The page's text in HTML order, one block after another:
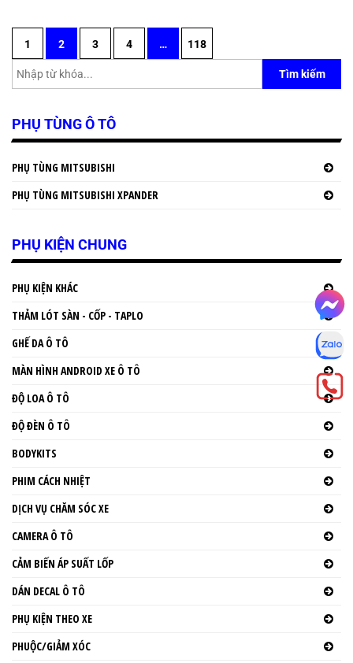
1 2 3 4 … 118
Tìm kiếm
PHỤ TÙNG Ô TÔ
PHỤ TÙNG MITSUBISHI
PHỤ TÙNG MITSUBISHI XPANDER
PHỤ KIỆN CHUNG
PHỤ KIỆN KHÁC
THẢM LÓT SÀN - CỐP - TAPLO
GHẾ DA Ô TÔ
MÀN HÌNH ANDROID XE Ô TÔ
ĐỘ LOA Ô TÔ
ĐỘ ĐÈN Ô TÔ
BODYKITS
PHIM CÁCH NHIỆT
DỊCH VỤ CHĂM SÓC XE
CAMERA Ô TÔ
CẢM BIẾN ÁP SUẤT LỐP
DÁN DECAL Ô TÔ
PHỤ KIỆN THEO XE
PHUỘC/GIẢM XÓC